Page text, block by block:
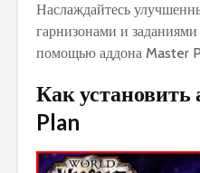
Наслаждайтесь
гарнизонами и
помощью аддона Master
Как
Plan